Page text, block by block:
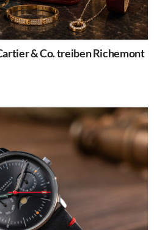
& Co. treiben Richemont